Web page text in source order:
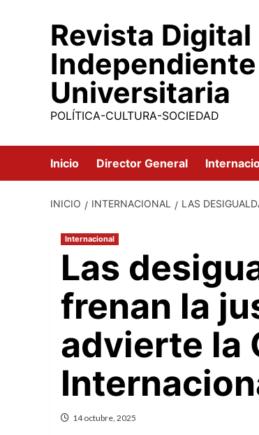
Revista Digital
Universitaria
POLÍTICA-CULTURA-SOCIEDAD
Inicio Director General
INICIO INTERNACIONAL LAS
Internacional
Las
frenan la
advierte la
14 octubre, 2025